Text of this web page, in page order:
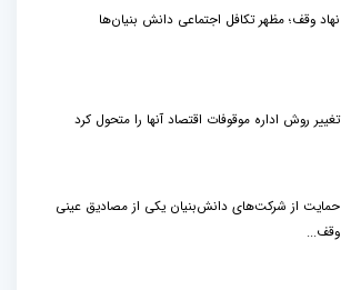
نهاد وقف؛ مظهر تکافل اجتماعی دانش بنیان‌ها
تغییر روش اداره موقوفات اقتصاد آنها را متحول کرد
حمایت از شرکت‌های دانش‌بنیان یکی از مصادیق عینی
وقف...